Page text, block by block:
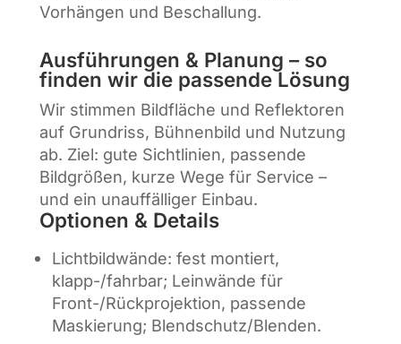
Vorhängen und Beschallung.
Ausführungen & Planung – so
finden wir die passende Lösung
Wir stimmen Bildfläche und Reflektoren
auf Grundriss, Bühnenbild und Nutzung
ab. Ziel: gute Sichtlinien, passende
Bildgrößen, kurze Wege für Service –
und ein unauffälliger Einbau.
Optionen & Details
Lichtbildwände: fest montiert,
klapp-/fahrbar; Leinwände für
Front-/Rückprojektion, passende
Maskierung; Blendschutz/Blenden.